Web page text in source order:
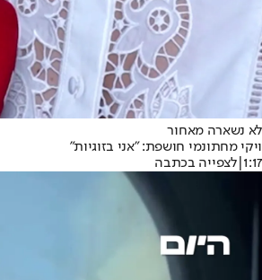
לא נשארה מאחור
ויקי מחתונמי חושפת: ״אני בזוגיות״
1:17
|לצפייה בכתבה